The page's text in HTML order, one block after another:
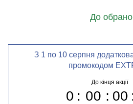
До
З 1 по 10 серпня
промокодом
До кінця акції
0 00 00